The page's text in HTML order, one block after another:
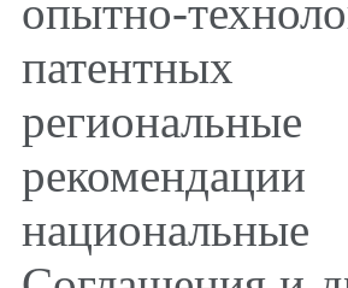
опытно-
патентных